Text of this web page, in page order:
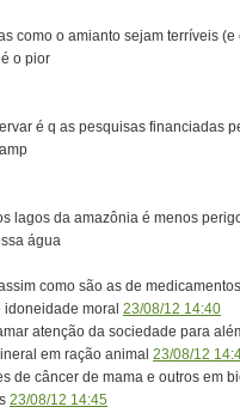
como o amianto sejam terríveis (e
o pior
é q as pesquisas financiadas
lagos da amazônia é menos
água
como são as de
moral 23/08/12 14:40
atenção da sociedade para
em ração animal 23/08/12
de câncer de mama e outros em
23/08/12 14:45